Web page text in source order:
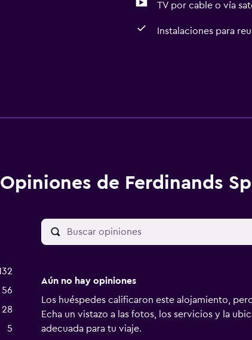
TV por cable o vía
Instalaciones para
Opiniones de Ferdinands
56
28
5
Aún no hay opiniones
Los huéspedes calificaron este alojamiento,
Echa un vistazo a las fotos, los servicios y la
adecuada para tu viaje.